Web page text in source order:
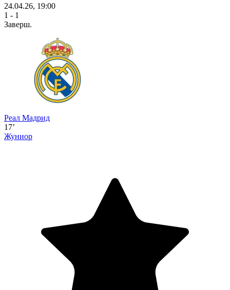
24.04.26, 19:00
1 - 1
Заверш.
Реал Мадрид
17’
Жуниор